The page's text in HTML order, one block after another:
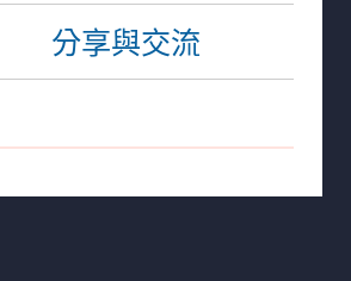
分享與交流